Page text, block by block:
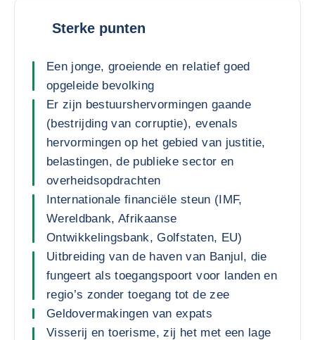
Sterke punten
Een jonge, groeiende en relatief goed
opgeleide bevolking
Er zijn bestuurshervormingen gaande
(bestrijding van corruptie), evenals
hervormingen op het gebied van justitie,
belastingen, de publieke sector en
overheidsopdrachten
Internationale financiële steun (IMF,
Wereldbank, Afrikaanse
Ontwikkelingsbank, Golfstaten, EU)
Uitbreiding van de haven van Banjul, die
fungeert als toegangspoort voor landen en
regio’s zonder toegang tot de zee
Geldovermakingen van expats
Visserij en toerisme, zij het met een lage